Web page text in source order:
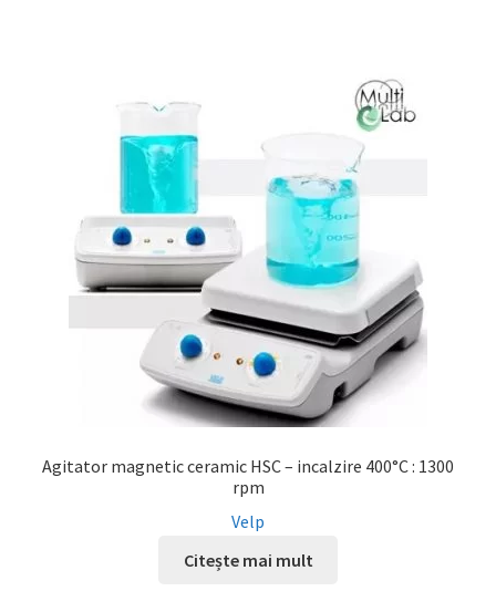
Agitator magnetic ceramic HSC – incalzire 400°C : 1300
rpm
Velp
Citește mai mult